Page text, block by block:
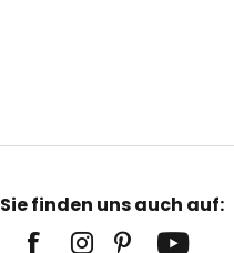
Sie finden uns auch auf: